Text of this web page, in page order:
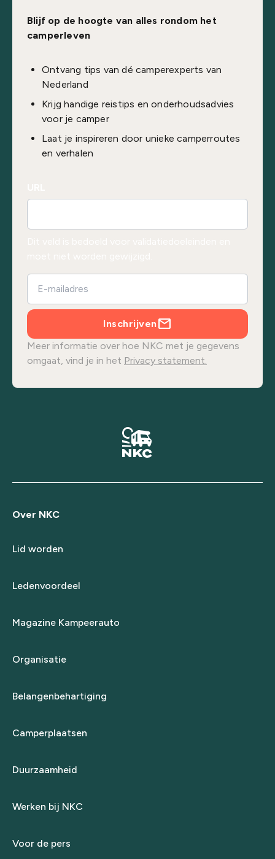
Blijf op de hoogte van alles rondom het
camperleven
Ontvang tips van dé camperexperts van
Nederland
Krijg handige reistips en onderhoudsadvies
voor je camper
Laat je inspireren door unieke camperroutes
en verhalen
Inschrijven
Meer informatie over hoe NKC met je gegevens
omgaat, vind je in het Privacy statement.
Over NKC
Lid worden
Ledenvoordeel
Magazine Kampeerauto
Organisatie
Belangenbehartiging
Camperplaatsen
Duurzaamheid
Werken bij NKC
Voor de pers